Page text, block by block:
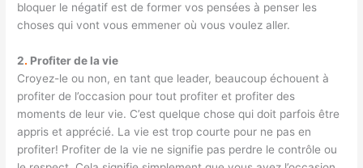
bloquer le négatif est de former vos pensées à penser les
choses qui vont vous emmener où vous voulez aller.
2. Profiter de la vie
Croyez-le ou non, en tant que leader, beaucoup échouent à
profiter de l’occasion pour tout profiter et profiter des
moments de leur vie. C’est quelque chose qui doit parfois être
appris et apprécié. La vie est trop courte pour ne pas en
profiter! Profiter de la vie ne signifie pas perdre le contrôle ou